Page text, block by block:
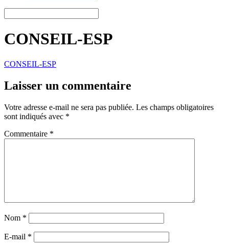
CONSEIL-ESP
CONSEIL-ESP
Laisser un commentaire
Votre adresse e-mail ne sera pas publiée. Les champs obligatoires
sont indiqués avec *
Commentaire *
Nom *
E-mail *